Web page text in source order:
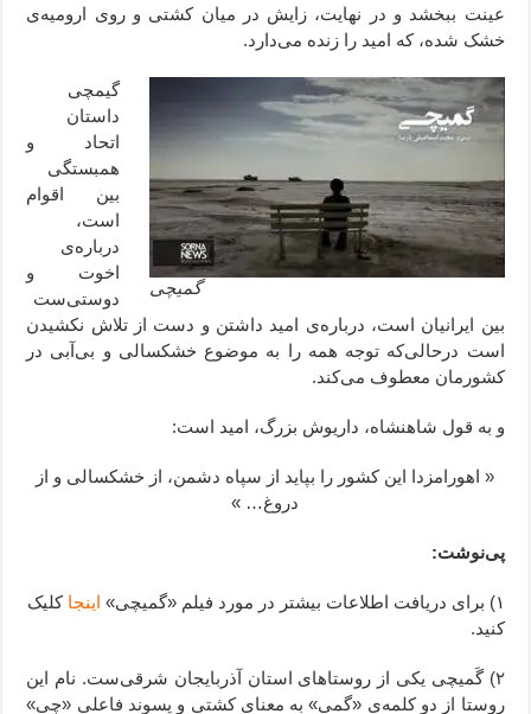
عینت ببخشد و در نهایت، زایش در میان کشتی و روی ارومیه‌ی
خشک شده، که امید را زنده می‌دارد.
گمیچی
گیمچی
داستان
اتحاد و
همبستگی
بین اقوام
است،
درباره‌ی
اخوت و
دوستی‌ست
بین ایرانیان است، درباره‌ی امید داشتن و دست از تلاش نکشیدن
است درحالی‌که توجه همه را به موضوع خشکسالی و بی‌آبی در
کشورمان معطوف می‌کند.
و به قول شاهنشاه، داریوش بزرگ، امید است:
« اهورامزدا این کشور را بپاید از سپاه دشمن، از خشکسالی و از
دروغ… »
پی‌نوشت:
۱) برای دریافت اطلاعات بیشتر در مورد فیلم «گمیچی» اینجا کلیک
کنید.
۲) گَمیچی یکی از روستاهای استان آذربایجان شرقی‌ست. نام این
روستا از دو کلمه‌ی «گمی» به معنای کشتی و پسوند فاعلی «چی»